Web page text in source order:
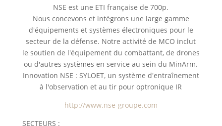
NSE est une ETI française de 700p.
Nous concevons et intégrons une large gamme
d'équipements et systèmes électroniques pour le
secteur de la défense. Notre activité de MCO inclut
le soutien de l'équipement du combattant, de drones
ou d'autres systèmes en service au sein du MinArm.
Innovation NSE : SYLOET, un système d'entraînement
à l'observation et au tir pour optronique IR
http://www.nse-groupe.com
SECTEURS :